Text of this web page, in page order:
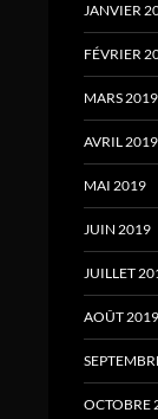
JANVIER
FÉVRIER
MARS 2019
AVRIL 2019
MAI 2019
JUIN 2019
JUILLET
AOÛT 2019
OCTOBRE